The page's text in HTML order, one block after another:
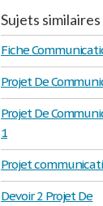
Sujets similaires
Fiche
Projet De
Projet De
1
Projet
Devoir 2 Projet De